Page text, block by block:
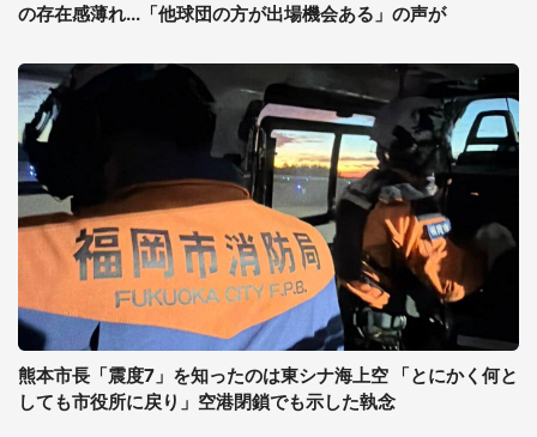
の存在感薄れ...「他球団の方が出場機会ある」の声が
熊本市長「震度7」を知ったのは東シナ海上空 「とにかく何と
しても市役所に戻り」空港閉鎖でも示した執念